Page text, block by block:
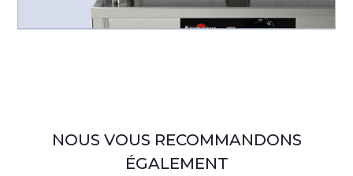
NOUS VOUS RECOMMANDONS
ÉGALEMENT